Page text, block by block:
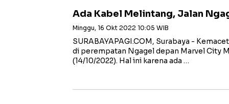
Ada Kabel Melintang, Jalan
Minggu, 16 Okt 2022 10:05 WIB
SURABAYAPAGI.COM, Surabaya -
di perempatan Ngagel depan Marvel City
(14/10/2022). Hal ini karena ada …